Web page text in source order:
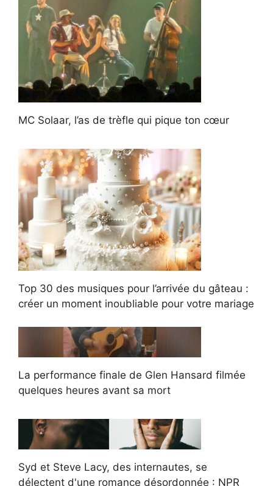
MC Solaar, l’as de trèfle qui pique ton cœur
Top 30 des musiques pour l’arrivée du gâteau :
créer un moment inoubliable pour votre mariage
La performance finale de Glen Hansard filmée
quelques heures avant sa mort
Syd et Steve Lacy, des internautes, se
délectent d'une romance désordonnée : NPR